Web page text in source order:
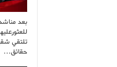
بعد
تلتقي
حقائق…